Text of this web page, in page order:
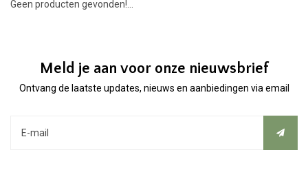
Geen producten gevonden!...
Meld je aan voor onze nieuwsbrief
Ontvang de laatste updates, nieuws en aanbiedingen via email